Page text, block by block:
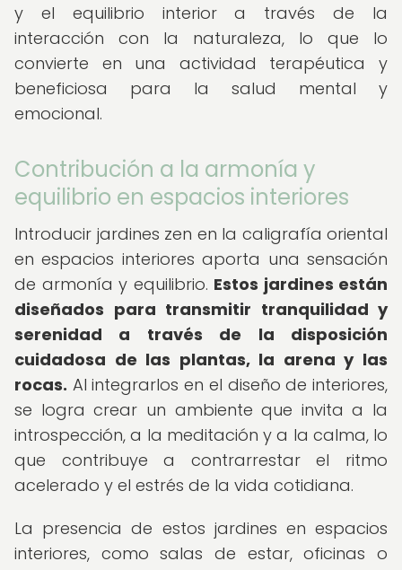
y el equilibrio interior a través de la
interacción con la naturaleza, lo que lo
convierte en una actividad terapéutica y
beneficiosa para la salud mental y
emocional.
Contribución a la armonía y
equilibrio en espacios interiores
Introducir jardines zen en la caligrafía oriental
en espacios interiores aporta una sensación
de armonía y equilibrio. Estos jardines están
diseñados para transmitir tranquilidad y
serenidad a través de la disposición
cuidadosa de las plantas, la arena y las
rocas. Al integrarlos en el diseño de interiores,
se logra crear un ambiente que invita a la
introspección, a la meditación y a la calma, lo
que contribuye a contrarrestar el ritmo
acelerado y el estrés de la vida cotidiana.
La presencia de estos jardines en espacios
interiores, como salas de estar, oficinas o